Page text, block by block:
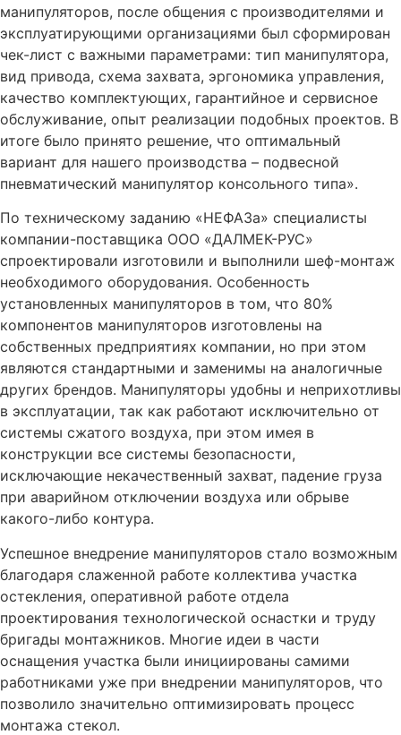
манипуляторов, после общения с производителями и
эксплуатирующими организациями был сформирован
чек-лист с важными параметрами: тип манипулятора,
вид привода, схема захвата, эргономика управления,
качество комплектующих, гарантийное и сервисное
обслуживание, опыт реализации подобных проектов. В
итоге было принято решение, что оптимальный
вариант для нашего производства – подвесной
пневматический манипулятор консольного типа».
По техническому заданию «НЕФАЗа» специалисты
компании-поставщика ООО «ДАЛМЕК-РУС»
спроектировали изготовили и выполнили шеф-монтаж
необходимого оборудования. Особенность
установленных манипуляторов в том, что 80%
компонентов манипуляторов изготовлены на
собственных предприятиях компании, но при этом
являются стандартными и заменимы на аналогичные
других брендов. Манипуляторы удобны и неприхотливы
в эксплуатации, так как работают исключительно от
системы сжатого воздуха, при этом имея в
конструкции все системы безопасности,
исключающие некачественный захват, падение груза
при аварийном отключении воздуха или обрыве
какого-либо контура.
Успешное внедрение манипуляторов стало возможным
благодаря слаженной работе коллектива участка
остекления, оперативной работе отдела
проектирования технологической оснастки и труду
бригады монтажников. Многие идеи в части
оснащения участка были инициированы самими
работниками уже при внедрении манипуляторов, что
позволило значительно оптимизировать процесс
монтажа стекол.